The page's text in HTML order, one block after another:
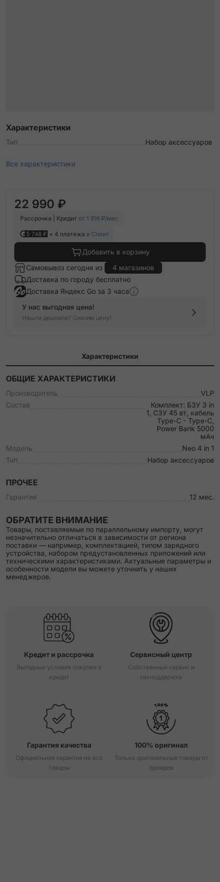
Характеристики
Тип Набор аксессуаров
Все характеристики
22 990 ₽
Рассрочка | Кредит от 1 916 ₽/мес
5 748 ₽ × 4 платежа в Сплит
Добавить в корзину
Самовывоз сегодня из
4 магазинов
Доставка по городу бесплатно
Доставка Яндекс Go за 3 часа
У нас выгодная цена!
Нашли дешевле? Снизим цену!
Характеристики
ОБЩИЕ ХАРАКТЕРИСТИКИ
Производитель
VLP
Состав
Комплект: БЗУ 3 in
1, СЗУ 45 вт, кабель
Type-C - Type-C,
Power Bank 5000
мАч
Модель
Neo 4 in 1
Тип
Набор аксессуаров
ПРОЧЕЕ
Гарантия 12 мес.
ОБРАТИТЕ ВНИМАНИЕ
Товары, поставляемые по параллельному импорту, могут
незначительно отличаться в зависимости от региона
поставки — например, комплектацией, типом зарядного
устройства, набором предустановленных приложений или
техническими характеристиками. Актуальные параметры и
особенности модели вы можете уточнить у наших
менеджеров.
Кредит и рассрочка
Выгодные условия покупки в
кредит
Сервисный центр
Собственный сервис и
техподдержка
Гарантия качества
Официальная гарантия на все
товары
100% оригинал
Только оригинальные товары от
брендов